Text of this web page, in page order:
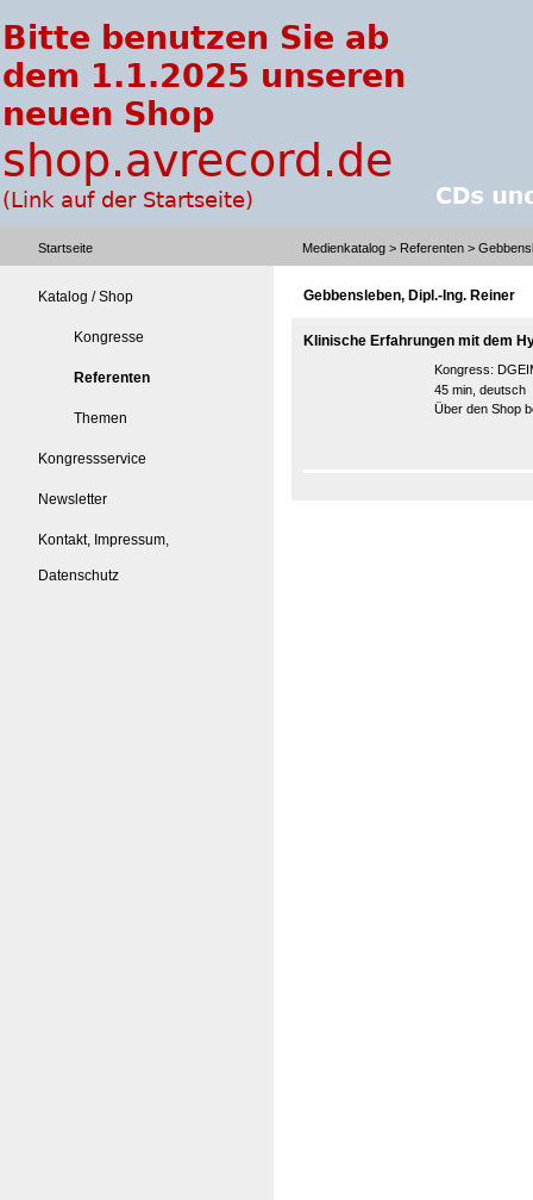
Startseite Medienkatalog > Referenten >
Katalog / Shop
Kongresse
Referenten
Themen
Kongressservice
Newsletter
Kontakt, Impressum,
Datenschutz
Gebbensleben, Dipl.-Ing. Reiner
Klinische Erfahrungen mit dem
Kongress:
45 min, deutsch
Über den Shop